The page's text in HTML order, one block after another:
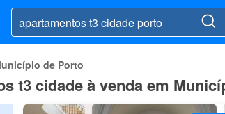
de Porto
t3 cidade à venda em